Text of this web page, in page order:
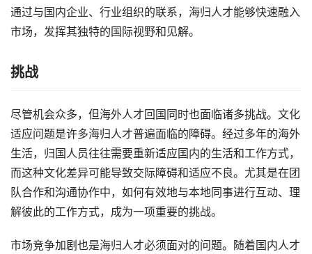
通过与国内企业、行业组织的联系，海归人才能够快速融入
市场，发挥其独特的国际视野和见解。
挑战
尽管机会众多，但海外人才回国同时也面临诸多挑战。文化
适应问题是许多海归人才普遍面临的障碍。经过多年的海外
生活，归国人员往往需要重新适应国内的生活和工作方式，
而这种文化差异可能导致交际障碍和适应不良。尤其是在团
队合作和沟通协作中，如何有效地与本地同事进行互动、理
解彼此的工作方式，成为一项重要的挑战。
市场竞争加剧也是海归人才必须面对的问题。随着国内人才